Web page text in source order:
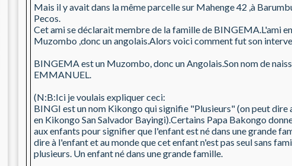
Mais il y avait dans la même parcelle sur Mahenge 42 ,à
Pecos.
Cet ami se déclarait membre de la famille de BINGEMA.L'ami
Muzombo ,donc un angolais.Alors voici comment fut son
BINGEMA est un Muzombo, donc un Angolais.Son nom de
EMMANUEL.
(N:B:Ici je voulais expliquer ceci:
BINGI est un nom Kikongo qui signifie "Plusieurs" (on peut dire
en Kikongo San Salvador Bayingi).Certains Papa Bakongo
aux enfants pour signifier que l'enfant est né dans une grande
dire à l'enfant et au monde que cet enfant n'est pas seul sans
plusieurs. Un enfant né dans une grande famille.